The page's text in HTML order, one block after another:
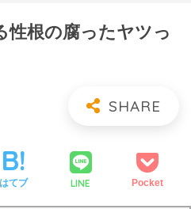
性根の腐ったヤツっ
はてブ LINE Pocket